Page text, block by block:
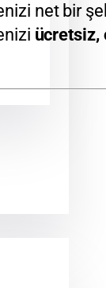
net bir
ücretsiz,